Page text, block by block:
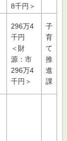
8千円＞
296万4
千円
＜財
源：市
296万4
千円＞
子
育
て
推
進
課